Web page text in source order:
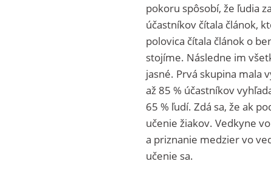
pokoru spôsobí, že ľudia
účastníkov čítala článok,
polovica čítala článok o
stojíme. Následne im
jasné. Prvá skupina mala
až 85 % účastníkov
65 % ľudí. Zdá sa, že ak
učenie žiakov. Vedkyne
a priznanie medzier vo
učenie sa.